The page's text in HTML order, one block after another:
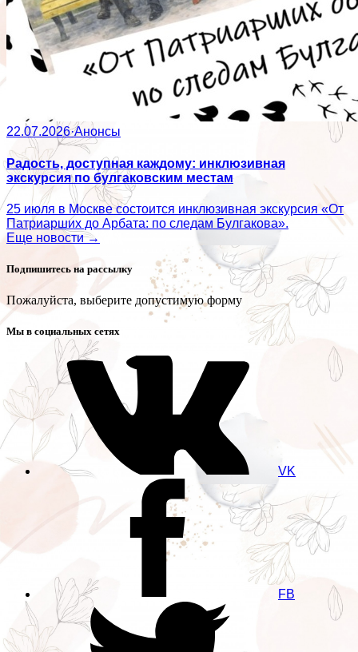
22.07.2026·Анонсы
Радость, доступная каждому: инклюзивная
экскурсия по булгаковским местам
25 июля в Москве состоится инклюзивная экскурсия «От
Патриарших до Арбата: по следам Булгакова».
Еще новости →
Подпишитесь на рассылку
Пожалуйста, выберите допустимую форму
Мы в социальных сетях
VK
FB